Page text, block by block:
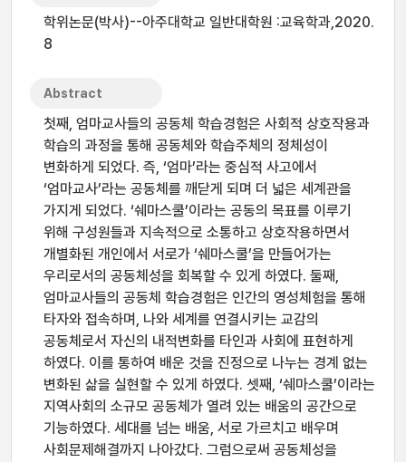
학위논문(박사)--아주대학교 일반대학원 :교육학과,2020.
8
Abstract
첫째, 엄마교사들의 공동체 학습경험은 사회적 상호작용과
학습의 과정을 통해 공동체와 학습주체의 정체성이
변화하게 되었다. 즉, ‘엄마’라는 중심적 사고에서
‘엄마교사’라는 공동체를 깨닫게 되며 더 넓은 세계관을
가지게 되었다. ‘쉐마스쿨’이라는 공동의 목표를 이루기
위해 구성원들과 지속적으로 소통하고 상호작용하면서
개별화된 개인에서 서로가 ‘쉐마스쿨’을 만들어가는
우리로서의 공동체성을 회복할 수 있게 하였다. 둘째,
엄마교사들의 공동체 학습경험은 인간의 영성체험을 통해
타자와 접속하며, 나와 세계를 연결시키는 교감의
공동체로서 자신의 내적변화를 타인과 사회에 표현하게
하였다. 이를 통하여 배운 것을 진정으로 나누는 경계 없는
변화된 삶을 실현할 수 있게 하였다. 셋째, ‘쉐마스쿨’이라는
지역사회의 소규모 공동체가 열려 있는 배움의 공간으로
기능하였다. 세대를 넘는 배움, 서로 가르치고 배우며
사회문제해결까지 나아갔다. 그럼으로써 공동체성을